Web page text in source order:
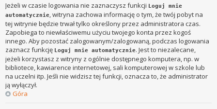
Jeżeli w czasie logowania nie zaznaczysz funkcji Loguj mnie
automatycznie, witryna zachowa informację o tym, że twój pobyt na
tej witrynie będzie trwał tylko określony przez administratora czas.
Zapobiega to niewłaściwemu użyciu twojego konta przez kogoś
innego. Aby pozostać zalogowanym/zalogowaną, podczas logowania
zaznacz funkcję Loguj mnie automatycznie. Jest to niezalecane,
jeżeli korzystasz z witryny z ogólnie dostępnego komputera, np. w
bibliotece, kawiarence internetowej, sali komputerowej w szkole lub
na uczelni itp. Jeśli nie widzisz tej funkcji, oznacza to, że administrator
ją wyłączył.
Góra